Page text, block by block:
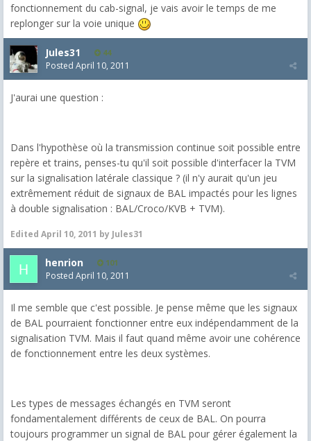
fonctionnement du cab-signal, je vais avoir le temps de me
replonger sur la voie unique
Jules31 44
Posted April 10, 2011
J'aurai une question :
Dans l'hypothèse où la transmission continue soit possible entre
repère et trains, penses-tu qu'il soit possible d'interfacer la TVM
sur la signalisation latérale classique ? (il n'y aurait qu'un jeu
extrêmement réduit de signaux de BAL impactés pour les lignes
à double signalisation : BAL/Croco/KVB + TVM).
Edited April 10, 2011 by Jules31
henrion 101
Posted April 10, 2011
Il me semble que c'est possible. Je pense même que les signaux
de BAL pourraient fonctionner entre eux indépendamment de la
signalisation TVM. Mais il faut quand même avoir une cohérence
de fonctionnement entre les deux systèmes.
Les types de messages échangés en TVM seront
fondamentalement différents de ceux de BAL. On pourra
toujours programmer un signal de BAL pour gérer également la